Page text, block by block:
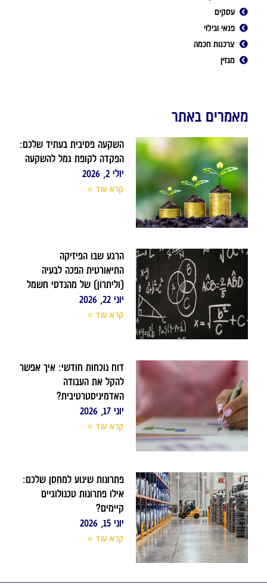
עסקים
פנאי ובילוי
צרכנות חכמה
מגזין
מאמרים באתר
השקעה פסיבית בעתיד שלכם:
הפקדה לקופת גמל להשקעה
יולי 2, 2026
קרא עוד »
הרגע שבו הפיזיקה
התיאורטית הפכה לבעיה
(וליתרון) של מהנדסי חשמל
יוני 22, 2026
קרא עוד »
דוח נוכחות חודשי: איך אפשר
להקל את העבודה
האדמיניסטרטיבית?
יוני 17, 2026
קרא עוד »
פתרונות שינוע למחסן שלכם:
אילו פתרונות טכנולוגיים
קיימים?
יוני 15, 2026
קרא עוד »